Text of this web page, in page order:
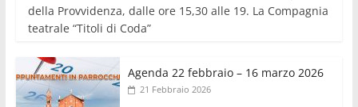
della Provvidenza, dalle ore 15,30 alle 19. La Compagnia
teatrale “Titoli di Coda”
Agenda 22 febbraio – 16 marzo 2026
21 Febbraio 2026